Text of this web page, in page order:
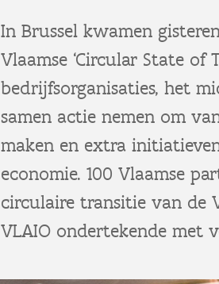
In Brussel kwamen
Vlaamse ‘Circular State of
bedrijfsorganisaties, het
samen actie nemen om
maken en extra
economie. 100 Vlaamse
circulaire transitie van de
VLAIO ondertekende met